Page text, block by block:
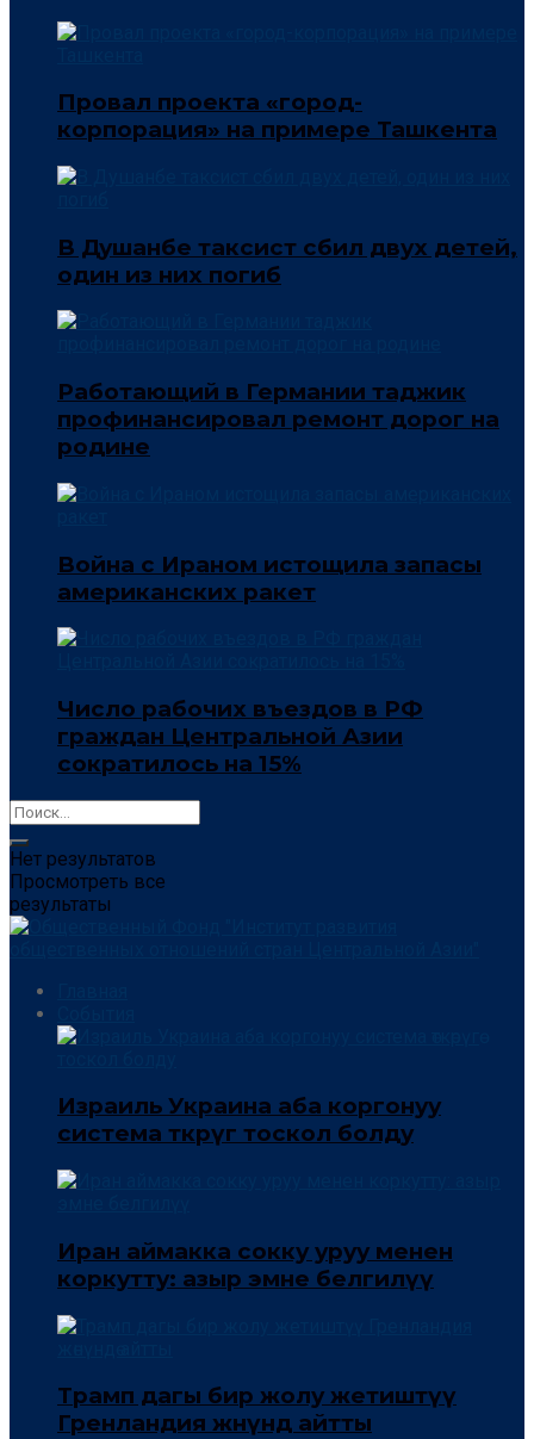
Провал проекта «город-
корпорация» на примере Ташкента
В Душанбе таксист сбил двух детей,
один из них погиб
Работающий в Германии таджик
профинансировал ремонт дорог на
родине
Война с Ираном истощила запасы
американских ракет
Число рабочих въездов в РФ
граждан Центральной Азии
сократилось на 15%
Нет результатов
Просмотреть все
результаты
Израиль Украина аба коргонуу
система өткөрүгө тоскол болду
Иран аймакка сокку уруу менен
коркутту: азыр эмне белгилүү
Трамп дагы бир жолу жетиштүү
Гренландия жөнүндө айтты